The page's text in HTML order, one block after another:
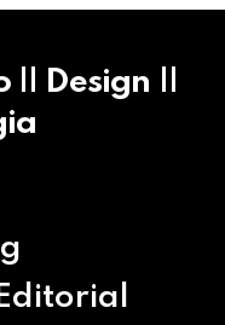
|| Design ||